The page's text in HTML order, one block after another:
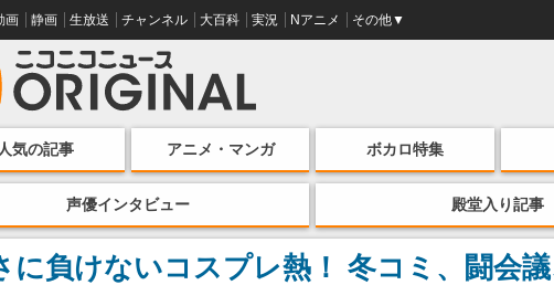
画 静画 生放送 チャンネル 大百科 実況 Nアニメ その他▼
人気の記事 アニメ・マンガ ボカロ特集
声優インタビュー 殿堂入り記事
に負けないコスプレ熱！ 冬コミ、闘会